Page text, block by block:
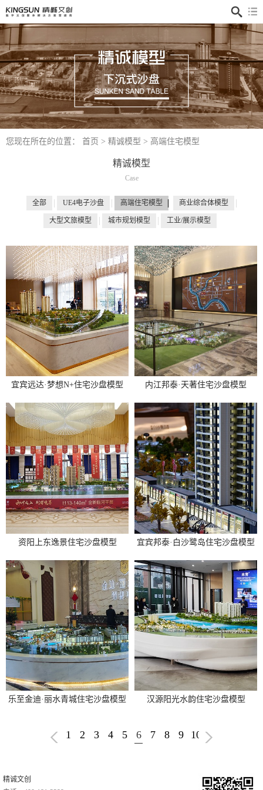
您现在所在的位置： 首页 > 精诚模型 > 高端住宅模型
精诚模型
Case
全部 UE4电子沙盘 高端住宅模型 商业综合体模型
大型文旅模型 城市规划模型 工业/展示模型
宜宾远达·梦想N+住宅沙盘模型 内江邦泰·天著住宅沙盘模型
资阳上东逸景住宅沙盘模型 宜宾邦泰·白沙鹭岛住宅沙盘模型
乐至金迪·丽水青城住宅沙盘模型 汉源阳光水韵住宅沙盘模型
1 2 3 4 5 6 7 8 9 10
精诚文创